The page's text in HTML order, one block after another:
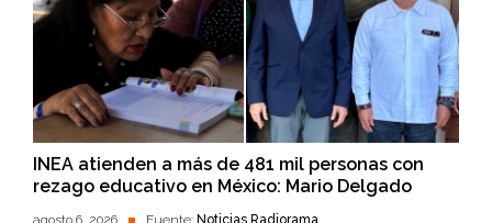
INEA atienden a más de 481 mil personas con
rezago educativo en México: Mario Delgado